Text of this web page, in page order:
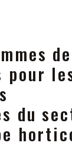
de
pour
du